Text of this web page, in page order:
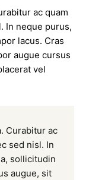
ac quam
In neque purus,
lacus. Cras
augue cursus
vel
Curabitur ac
sed nisl. In
sollicitudin
augue, sit